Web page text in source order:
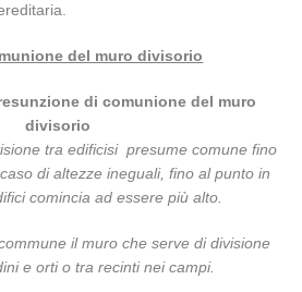
del muro divisorio
di comunione del muro
divisorio
tra edificisi presume comune fino
di altezze ineguali, fino al punto in
comincia ad essere più alto.
il muro che serve di divisione
e orti o tra recinti nei campi.